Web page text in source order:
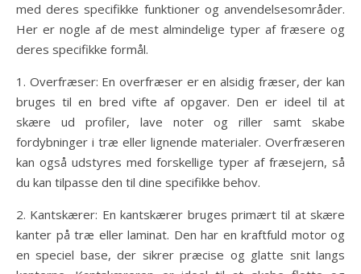
med deres specifikke funktioner og anvendelsesområder.
Her er nogle af de mest almindelige typer af fræsere og
deres specifikke formål.
1. Overfræser: En overfræser er en alsidig fræser, der kan
bruges til en bred vifte af opgaver. Den er ideel til at
skære ud profiler, lave noter og riller samt skabe
fordybninger i træ eller lignende materialer. Overfræseren
kan også udstyres med forskellige typer af fræsejern, så
du kan tilpasse den til dine specifikke behov.
2. Kantskærer: En kantskærer bruges primært til at skære
kanter på træ eller laminat. Den har en kraftfuld motor og
en speciel base, der sikrer præcise og glatte snit langs